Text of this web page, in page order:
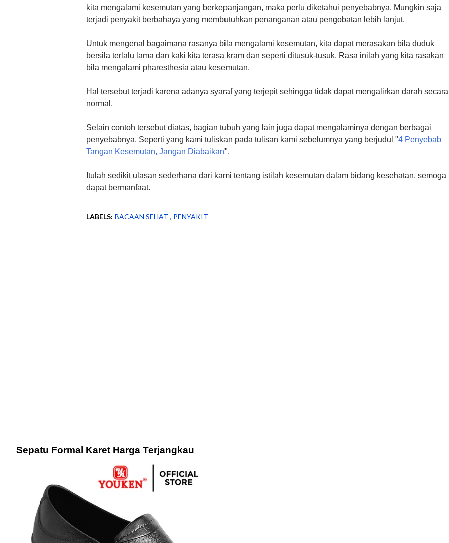
kita mengalami kesemutan yang berkepanjangan, maka perlu diketahui penyebabnya. Mungkin saja
terjadi penyakit berbahaya yang membutuhkan penanganan atau pengobatan lebih lanjut.
Untuk mengenal bagaimana rasanya bila mengalami kesemutan, kita dapat merasakan bila duduk
bersila terlalu lama dan kaki kita terasa kram dan seperti ditusuk-tusuk. Rasa inilah yang kita rasakan
bila mengalami pharesthesia atau kesemutan.
Hal tersebut terjadi karena adanya syaraf yang terjepit sehingga tidak dapat mengalirkan darah secara
normal.
Selain contoh tersebut diatas, bagian tubuh yang lain juga dapat mengalaminya dengan berbagai
penyebabnya. Seperti yang kami tuliskan pada tulisan kami sebelumnya yang berjudul "4 Penyebab
Tangan Kesemutan, Jangan Diabaikan".
Itulah sedikit ulasan sederhana dari kami tentang istilah kesemutan dalam bidang kesehatan, semoga
dapat bermanfaat.
LABELS: BACAAN SEHAT PENYAKIT
Sepatu Formal Karet Harga Terjangkau